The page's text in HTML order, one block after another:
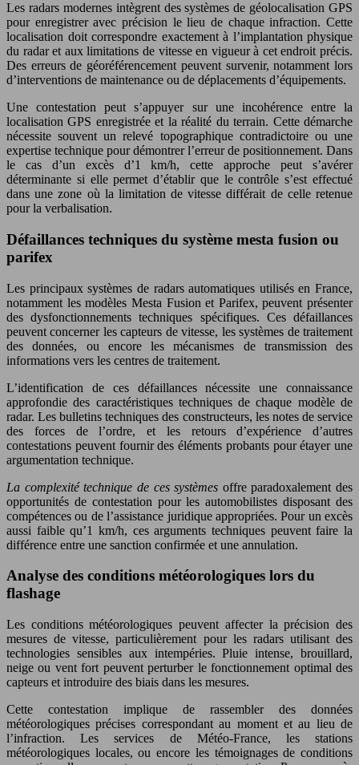
Les radars modernes intègrent des systèmes de géolocalisation GPS
pour enregistrer avec précision le lieu de chaque infraction. Cette
localisation doit correspondre exactement à l’implantation physique
du radar et aux limitations de vitesse en vigueur à cet endroit précis.
Des erreurs de géoréférencement peuvent survenir, notamment lors
d’interventions de maintenance ou de déplacements d’équipements.
Une contestation peut s’appuyer sur une incohérence entre la
localisation GPS enregistrée et la réalité du terrain. Cette démarche
nécessite souvent un relevé topographique contradictoire ou une
expertise technique pour démontrer l’erreur de positionnement. Dans
le cas d’un excès d’1 km/h, cette approche peut s’avérer
déterminante si elle permet d’établir que le contrôle s’est effectué
dans une zone où la limitation de vitesse différait de celle retenue
pour la verbalisation.
Défaillances techniques du système mesta fusion ou
parifex
Les principaux systèmes de radars automatiques utilisés en France,
notamment les modèles Mesta Fusion et Parifex, peuvent présenter
des dysfonctionnements techniques spécifiques. Ces défaillances
peuvent concerner les capteurs de vitesse, les systèmes de traitement
des données, ou encore les mécanismes de transmission des
informations vers les centres de traitement.
L’identification de ces défaillances nécessite une connaissance
approfondie des caractéristiques techniques de chaque modèle de
radar. Les bulletins techniques des constructeurs, les notes de service
des forces de l’ordre, et les retours d’expérience d’autres
contestations peuvent fournir des éléments probants pour étayer une
argumentation technique.
La complexité technique de ces systèmes offre paradoxalement des
opportunités de contestation pour les automobilistes disposant des
compétences ou de l’assistance juridique appropriées. Pour un excès
aussi faible qu’1 km/h, ces arguments techniques peuvent faire la
différence entre une sanction confirmée et une annulation.
Analyse des conditions météorologiques lors du
flashage
Les conditions météorologiques peuvent affecter la précision des
mesures de vitesse, particulièrement pour les radars utilisant des
technologies sensibles aux intempéries. Pluie intense, brouillard,
neige ou vent fort peuvent perturber le fonctionnement optimal des
capteurs et introduire des biais dans les mesures.
Cette contestation implique de rassembler des données
météorologiques précises correspondant au moment et au lieu de
l’infraction. Les services de Météo-France, les stations
météorologiques locales, ou encore les témoignages de conditions